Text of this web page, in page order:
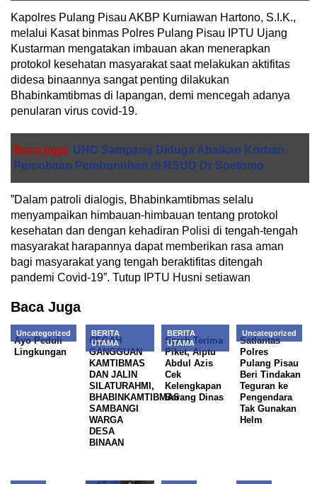
Kapolres Pulang Pisau AKBP Kurniawan Hartono, S.I.K.,
melalui Kasat binmas Polres Pulang Pisau IPTU Ujang
Kustarman mengatakan imbauan akan menerapkan
protokol kesehatan masyarakat saat melakukan aktifitas
didesa binaannya sangat penting dilakukan
Bhabinkamtibmas di lapangan, demi mencegah adanya
penularan virus covid-19.
Baca juga UHC Sampang Diduga Abaikan Korban
Percobaan Pembunuhan di RSUD Dr Soetomo
”Dalam patroli dialogis, Bhabinkamtibmas selalu
menyampaikan himbauan-himbauan tentang protokol
kesehatan dan dengan kehadiran Polisi di tengah-tengah
masyarakat harapannya dapat memberikan rasa aman
bagi masyarakat yang tengah beraktifitas ditengah
pandemi Covid-19”. Tutup IPTU Husni setiawan
Baca Juga
Uncategorized
Ayo Peduli
Lingkungan
BERITA
UTAMA
CEGAH
GANGGUAN
KAMTIBMAS
DAN JALIN
SILATURAHMI,
BHABINKAMTIBMAS
SAMBANGI
WARGA
DESA
BINAAN
BERITA
UTAMA
Serah Terima
Piket, Aiptu
Abdul Azis
Cek
Kelengkapan
Barang Dinas
Uncategorized
Satlantas
Polres
Pulang Pisau
Beri Tindakan
Teguran ke
Pengendara
Tak Gunakan
Helm